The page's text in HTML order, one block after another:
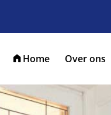
Home Over ons